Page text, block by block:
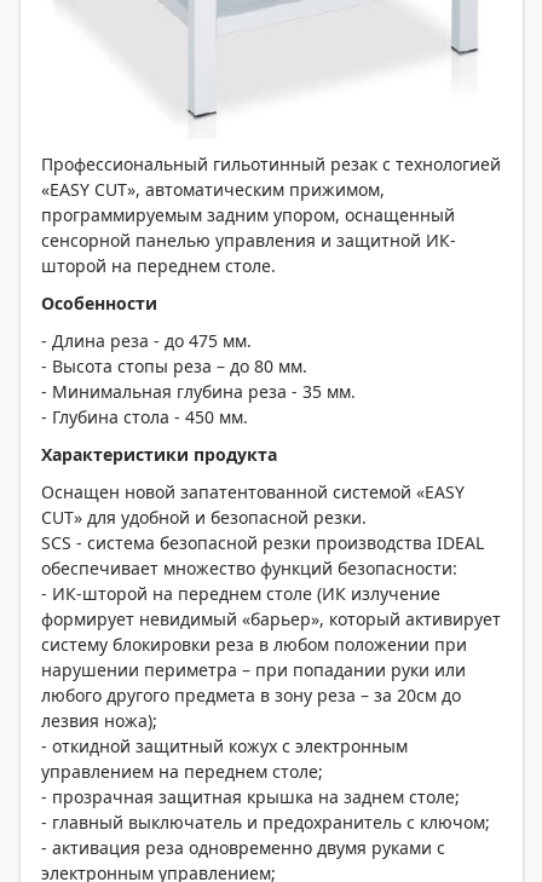
Профессиональный гильотинный резак с технологией
«EASY CUT», автоматическим прижимом,
программируемым задним упором, оснащенный
сенсорной панелью управления и защитной ИК-
шторой на переднем столе.
Особенности
- Длина реза - до 475 мм.
- Высота стопы реза – до 80 мм.
- Минимальная глубина реза - 35 мм.
- Глубина стола - 450 мм.
Характеристики продукта
Оснащен новой запатентованной системой «EASY
CUT» для удобной и безопасной резки.
SCS - система безопасной резки производства IDEAL
обеспечивает множество функций безопасности:
- ИК-шторой на переднем столе (ИК излучение
формирует невидимый «барьер», который активирует
систему блокировки реза в любом положении при
нарушении периметра – при попадании руки или
любого другого предмета в зону реза – за 20см до
лезвия ножа);
- откидной защитный кожух с электронным
управлением на переднем столе;
- прозрачная защитная крышка на заднем столе;
- главный выключатель и предохранитель с ключом;
- активация реза одновременно двумя руками с
электронным управлением;